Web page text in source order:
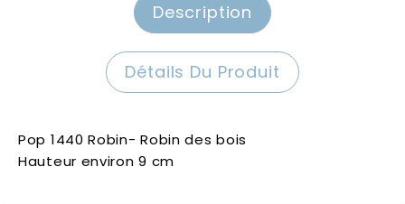
Description
Détails Du Produit
Pop 1440 Robin- Robin des bois
Hauteur environ 9 cm